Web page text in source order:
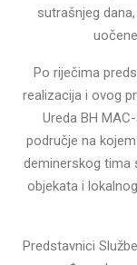
sutrašnjeg
Po riječima
realizacija i ovog
Ureda BH
područje na
deminerskog tima
objekata i
Predstavnici